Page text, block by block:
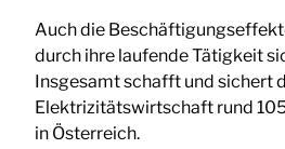
Auch die
durch ihre laufende Tätigkeit
Insgesamt schafft und sichert
Elektrizitätswirtschaft rund
in Österreich.